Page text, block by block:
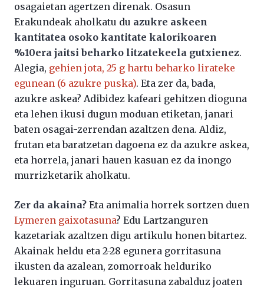
osagaietan agertzen direnak. Osasun
Erakundeak aholkatu du azukre askeen
kantitatea osoko kantitate kalorikoaren
%10era jaitsi beharko litzatekeela gutxienez.
Alegia, gehien jota, 25 g hartu beharko lirateke
egunean (6 azukre puska). Eta zer da, bada,
azukre askea? Adibidez kafeari gehitzen dioguna
eta lehen ikusi dugun moduan etiketan, janari
baten osagai-zerrendan azaltzen dena. Aldiz,
frutan eta baratzetan dagoena ez da azukre askea,
eta horrela, janari hauen kasuan ez da inongo
murrizketarik aholkatu.
Zer da akaina? Eta animalia horrek sortzen duen
Lymeren gaixotasuna? Edu Lartzanguren
kazetariak azaltzen digu artikulu honen bitartez.
Akainak heldu eta 2-28 egunera gorritasuna
ikusten da azalean, zomorroak helduriko
lekuaren inguruan. Gorritasuna zabalduz joaten